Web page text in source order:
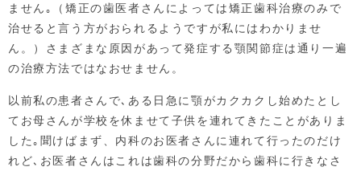
ません｡（矯正の歯医者さんによっては矯正歯科治療のみで
治せると言う方がおられるようですが私にはわかりませ
ん。）さまざまな原因があって発症する顎関節症は通り一遍
の治療方法ではなおせません。
以前私の患者さんで､ある日急に顎がカクカクし始めたとし
てお母さんが学校を休ませて子供を連れてきたことがありま
した｡聞けばまず、内科のお医者さんに連れて行ったのだけ
れど､お医者さんはこれは歯科の分野だから歯科に行きなさ